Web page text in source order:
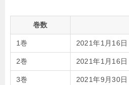
巻数
1巻 2021年1月16日
2巻 2021年1月16日
3巻 2021年9月30日